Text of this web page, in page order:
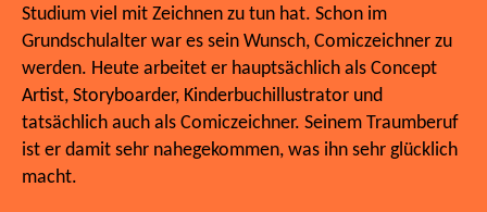
Studium viel mit Zeichnen zu tun hat. Schon im
Grundschulalter war es sein Wunsch, Comiczeichner zu
werden. Heute arbeitet er hauptsächlich als Concept
Artist, Storyboarder, Kinderbuchillustrator und
tatsächlich auch als Comiczeichner. Seinem Traumberuf
ist er damit sehr nahegekommen, was ihn sehr glücklich
macht.